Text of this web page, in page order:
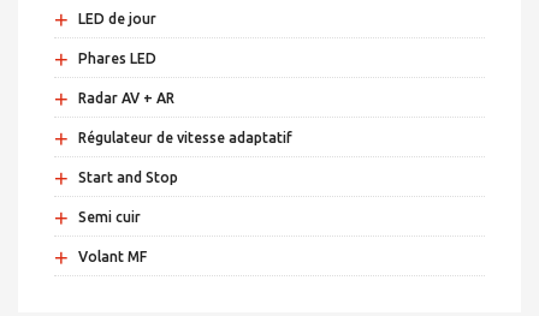
+ LED de jour
+ Phares LED
+ Radar AV + AR
+ Régulateur de vitesse adaptatif
+ Start and Stop
+ Semi cuir
+ Volant MF